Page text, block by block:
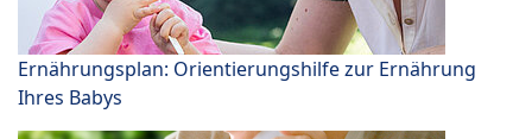
Ernährungsplan: Orientierungshilfe zur Ernährung
Ihres Babys